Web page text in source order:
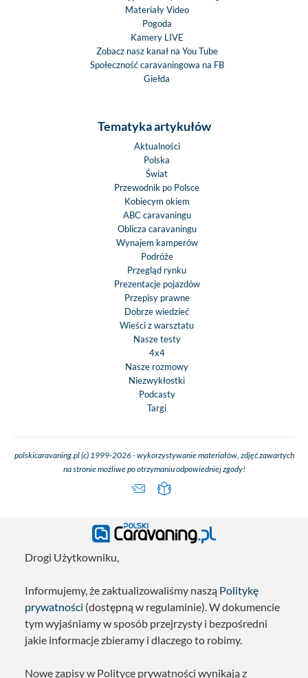
Materiały Video
Pogoda
Kamery LIVE
Zobacz nasz kanał na You Tube
Społeczność caravaningowa na FB
Giełda
Tematyka artykułów
Aktualności
Polska
Świat
Przewodnik po Polsce
Kobiecym okiem
ABC caravaningu
Oblicza caravaningu
Wynajem kamperów
Podróże
Przegląd rynku
Prezentacje pojazdów
Przepisy prawne
Dobrze wiedzieć
Wieści z warsztatu
Nasze testy
4x4
Nasze rozmowy
Niezwykłostki
Podcasty
Targi
polskicaravaning.pl (c) 1999-2026 - wykorzystywanie materiałów, zdjęć zawartych
na stronie możliwe po otrzymaniu odpowiedniej zgody!
Drogi Użytkowniku,
Informujemy, że zaktualizowaliśmy naszą Politykę
prywatności (dostępną w regulaminie). W dokumencie
tym wyjaśniamy w sposób przejrzysty i bezpośredni
jakie informacje zbieramy i dlaczego to robimy.
Nowe zapisy w Polityce prywatności wynikają z